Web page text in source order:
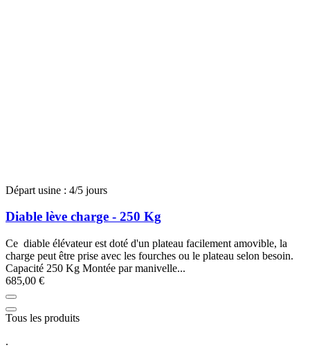
Départ usine : 4/5 jours
Diable lève charge - 250 Kg
Ce diable élévateur est doté d'un plateau facilement amovible, la
charge peut être prise avec les fourches ou le plateau selon besoin.
Capacité 250 Kg Montée par manivelle...
685,00 €
Tous les produits
.